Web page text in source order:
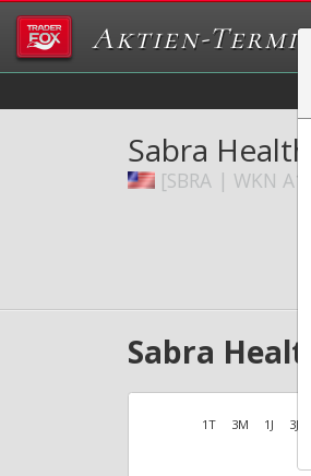
Aktien-
Sabra
[SBRA | WKN
Sabra
1T 3M 1J 3J